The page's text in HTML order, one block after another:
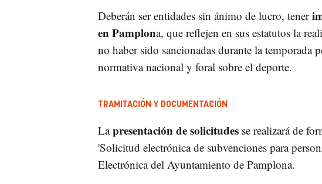
Deberán ser entidades sin ánimo de lucro, tener
en Pamplona, que reflejen en sus estatutos la
no haber sido sancionadas durante la temporada
normativa nacional y foral sobre el deporte.
TRAMITACIÓN Y DOCUMENTACIÓN
Lapresentación de solicitudesse realizará de
'Solicitud electrónica de subvenciones para
Electrónica del Ayuntamiento de Pamplona.